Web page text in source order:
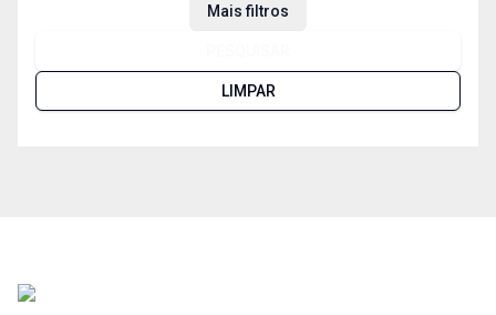
Mais filtros
LIMPAR